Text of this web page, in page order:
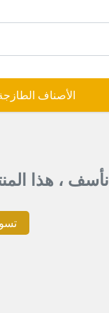
الأصناف
نأسف ، هذا